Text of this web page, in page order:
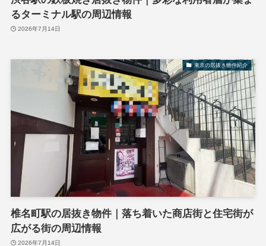
るターミナル駅の周辺情報
2026年7月14日
東京の居抜き物件紹介
椎名町駅の居抜き物件｜落ち着いた商店街と住宅街が
広がる街の周辺情報
2026年7月14日